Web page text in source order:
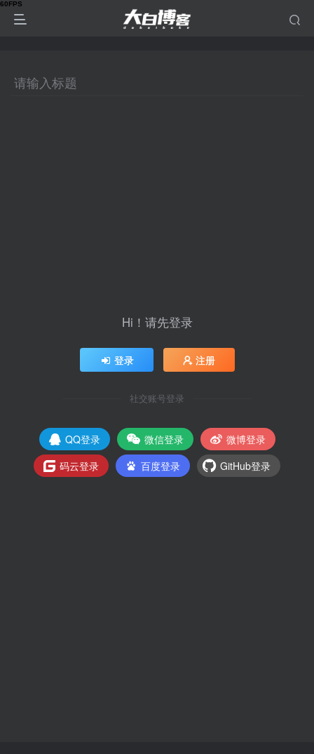
Hi！请先登录
登录 注册
社交账号登录
QQ登录 微信登录
微博登录
码云登录
百度登录 GitHub登录